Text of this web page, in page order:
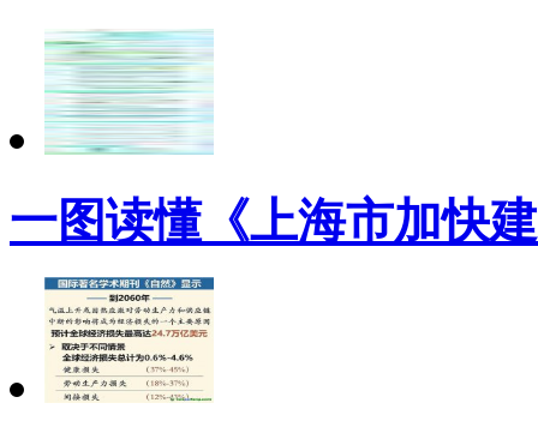
一图读懂《上海市加快